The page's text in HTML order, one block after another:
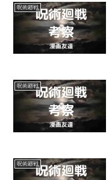
呪術廻戦
呪術廻戦
呪術廻戦